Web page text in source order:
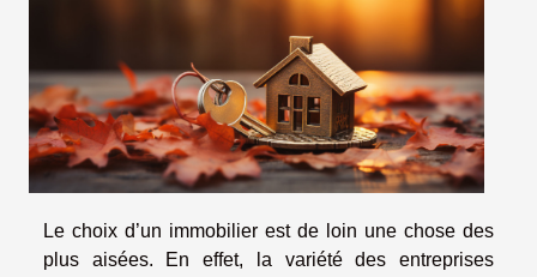
Le choix d’un immobilier est de loin une chose des
plus aisées. En effet, la variété des entreprises